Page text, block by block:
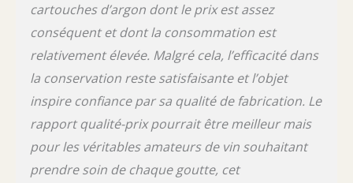
cartouches d’argon dont le prix est assez
conséquent et dont la consommation est
relativement élevée. Malgré cela, l’efficacité dans
la conservation reste satisfaisante et l’objet
inspire confiance par sa qualité de fabrication. Le
rapport qualité-prix pourrait être meilleur mais
pour les véritables amateurs de vin souhaitant
prendre soin de chaque goutte, cet